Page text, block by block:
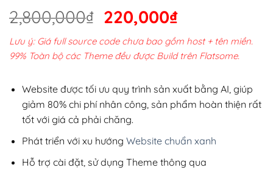
2,800,000₫ Giá
gốc
là:
2,800,000₫.
220,000₫Giá
hiện
tại
220,000₫.
Lưu ý: Giá full source code chưa bao gồm host + tên miền.
99% Toàn bộ các Theme đều được Build trên Flatsome.
Website được tối ưu quy trình sản xuất bằng AI, giúp
giảm 80% chi phí nhân công, sản phẩm hoàn thiện rất
tốt với giá cả phải chăng.
Phát triển với xu hướng Website chuẩn xanh
Hỗ trợ cài đặt, sử dụng Theme thông qua